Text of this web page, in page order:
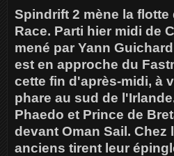
Spindrift 2 mène la flotte
Race. Parti hier midi de
mené par Yann
est en approche du
cette fin d'après-midi, à
phare au sud de
Phaedo et Prince de
devant Oman Sail. Chez
anciens tirent leur